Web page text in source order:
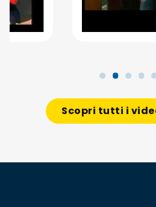
Scopri tutti i